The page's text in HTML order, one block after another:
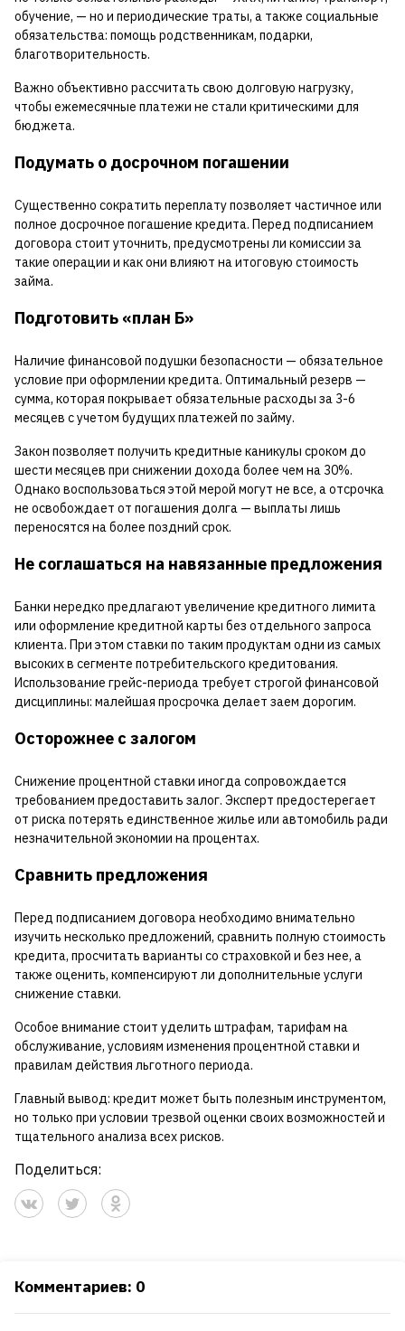
обучение, — но и периодические траты, а также социальные
обязательства: помощь родственникам, подарки,
благотворительность.
Важно объективно рассчитать свою долговую нагрузку,
чтобы ежемесячные платежи не стали критическими для
бюджета.
Подумать о досрочном погашении
Существенно сократить переплату позволяет частичное или
полное досрочное погашение кредита. Перед подписанием
договора стоит уточнить, предусмотрены ли комиссии за
такие операции и как они влияют на итоговую стоимость
займа.
Подготовить «план Б»
Наличие финансовой подушки безопасности — обязательное
условие при оформлении кредита. Оптимальный резерв —
сумма, которая покрывает обязательные расходы за 3-6
месяцев с учетом будущих платежей по займу.
Закон позволяет получить кредитные каникулы сроком до
шести месяцев при снижении дохода более чем на 30%.
Однако воспользоваться этой мерой могут не все, а отсрочка
не освобождает от погашения долга — выплаты лишь
переносятся на более поздний срок.
Не соглашаться на навязанные предложения
Банки нередко предлагают увеличение кредитного лимита
или оформление кредитной карты без отдельного запроса
клиента. При этом ставки по таким продуктам одни из самых
высоких в сегменте потребительского кредитования.
Использование грейс-периода требует строгой финансовой
дисциплины: малейшая просрочка делает заем дорогим.
Осторожнее с залогом
Снижение процентной ставки иногда сопровождается
требованием предоставить залог. Эксперт предостерегает
от риска потерять единственное жилье или автомобиль ради
незначительной экономии на процентах.
Сравнить предложения
Перед подписанием договора необходимо внимательно
изучить несколько предложений, сравнить полную стоимость
кредита, просчитать варианты со страховкой и без нее, а
также оценить, компенсируют ли дополнительные услуги
снижение ставки.
Особое внимание стоит уделить штрафам, тарифам на
обслуживание, условиям изменения процентной ставки и
правилам действия льготного периода.
Главный вывод: кредит может быть полезным инструментом,
но только при условии трезвой оценки своих возможностей и
тщательного анализа всех рисков.
Поделиться:
Комментариев: 0